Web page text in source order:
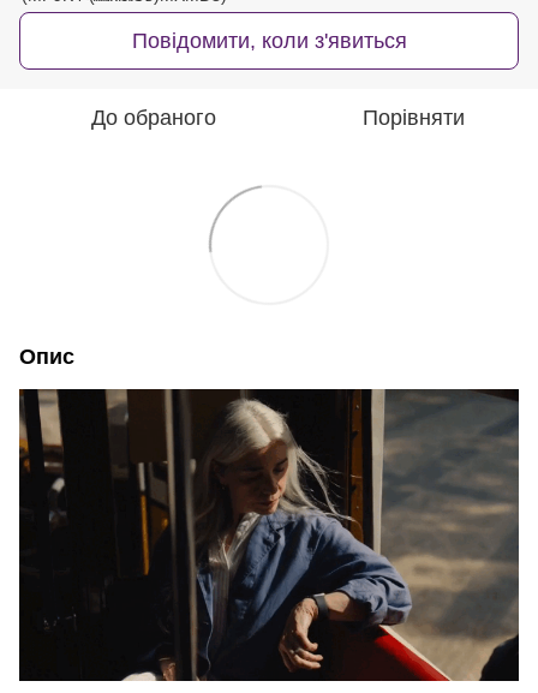
Повідомити, коли з'явиться
До обраного Порівняти
Опис